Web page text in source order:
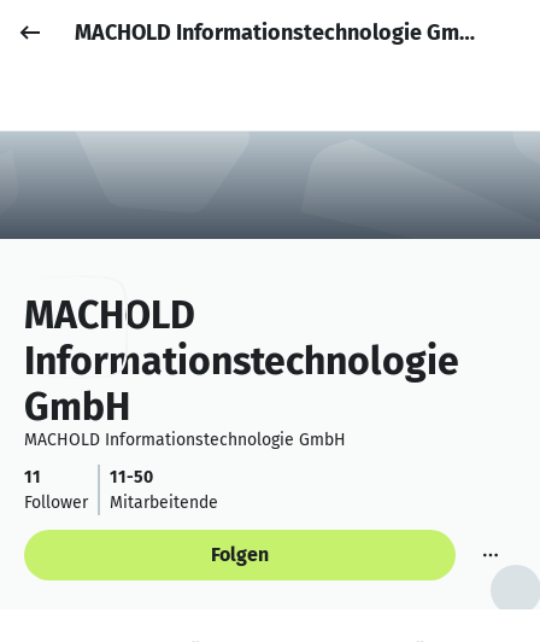
Anmelden
Job posten
MACHOLD Informationstechnologie GmbH
MACHOLD
Informationstechnologie
GmbH
MACHOLD Informationstechnologie GmbH
11
Follower
11-50
Mitarbeitende
Folgen